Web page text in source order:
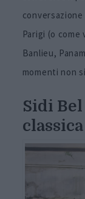
Parigi (o
Banlieu,
momenti non
Sidi